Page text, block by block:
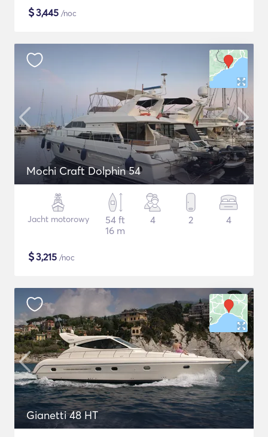
$3,445 /noc
Mochi Craft Dolphin 54
Jacht motorowy
54 ft
16 m
4 2 4
$3,215 /noc
Gianetti 48 HT